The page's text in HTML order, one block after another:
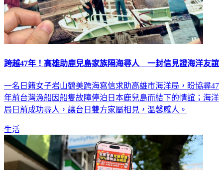
跨越47年！高雄助鹿兒島家族隔海尋人 一封信見證海洋友誼
一名日籍女子岩山鶴美跨海寫信求助高雄市海洋局，盼協尋47
年前台灣漁船因船隻故障停泊日本鹿兒島而結下的情誼；海洋
局日前成功尋人，讓台日雙方家屬相見，溫馨感人。
生活